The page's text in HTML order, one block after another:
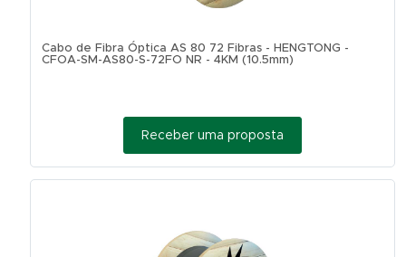
Cabo de Fibra Óptica AS 80 72 Fibras - HENGTONG -
CFOA-SM-AS80-S-72FO NR - 4KM (10.5mm)
Receber uma proposta